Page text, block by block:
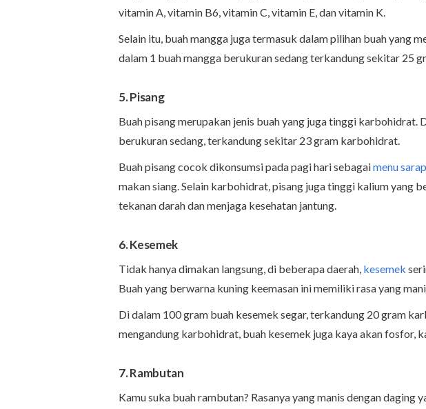
vitamin A, vitamin B6, vitamin C, vitamin E, dan vitamin K.
Selain itu, buah mangga juga termasuk dalam pilihan buah yang
dalam 1 buah mangga berukuran sedang terkandung sekitar 25
5. Pisang
Buah pisang merupakan jenis buah yang juga tinggi karbohidrat.
berukuran sedang, terkandung sekitar 23 gram karbohidrat.
Buah pisang cocok dikonsumsi pada pagi hari sebagaimenu
makan siang. Selain karbohidrat, pisang juga tinggi kalium yang
tekanan darah dan menjaga kesehatan jantung.
6. Kesemek
Tidak hanya dimakan langsung, di beberapa daerah, kesemek
Buah yang berwarna kuning keemasan ini memiliki rasa yang
Di dalam 100 gram buah kesemek segar, terkandung 20 gram
mengandung karbohidrat, buah kesemek juga kaya akan fosfor,
7. Rambutan
Kamu suka buah rambutan? Rasanya yang manis dengan daging